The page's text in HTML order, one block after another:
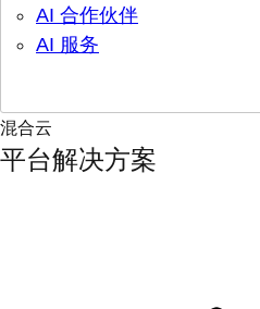
AI 合作伙伴
AI 服务
混合云
平台解决方案